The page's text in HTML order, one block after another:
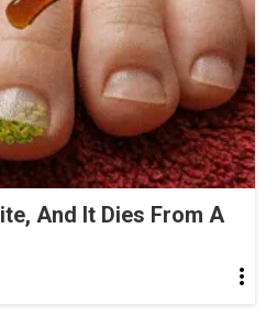
And It Dies From A